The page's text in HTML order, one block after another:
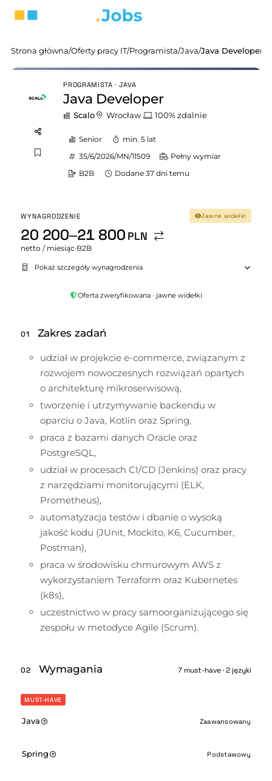
Strona główna/Oferty pracy IT/Programista/Java/Java Developer
PROGRAMISTA · JAVA
Java Developer
Scalo Wrocław 100% zdalnie
Senior
min. 5 lat
35/6/2026/MN/11509
Pełny wymiar
B2B
Dodane 37 dni temu
WYNAGRODZENIE Jawne widełki
20 200–21 800 PLN
netto / miesiąc·B2B
Pokaż szczegóły wynagrodzenia
Oferta zweryfikowana · jawne widełki
01 Zakres zadań
udział w projekcie e-commerce, związanym z
rozwojem nowoczesnych rozwiązań opartych
o architekturę mikroserwisową,
tworzenie i utrzymywanie backendu w
oparciu o Java, Kotlin oraz Spring,
praca z bazami danych Oracle oraz
PostgreSQL,
udział w procesach CI/CD (Jenkins) oraz pracy
z narzędziami monitorującymi (ELK,
Prometheus),
automatyzacja testów i dbanie o wysoką
jakość kodu (JUnit, Mockito, K6, Cucumber,
Postman),
praca w środowisku chmurowym AWS z
wykorzystaniem Terraform oraz Kubernetes
(k8s),
uczestnictwo w pracy samoorganizującego się
zespołu w metodyce Agile (Scrum).
02 Wymagania 7 must-have · 2 języki
MUST-HAVE
Java Zaawansowany
Spring Podstawowy